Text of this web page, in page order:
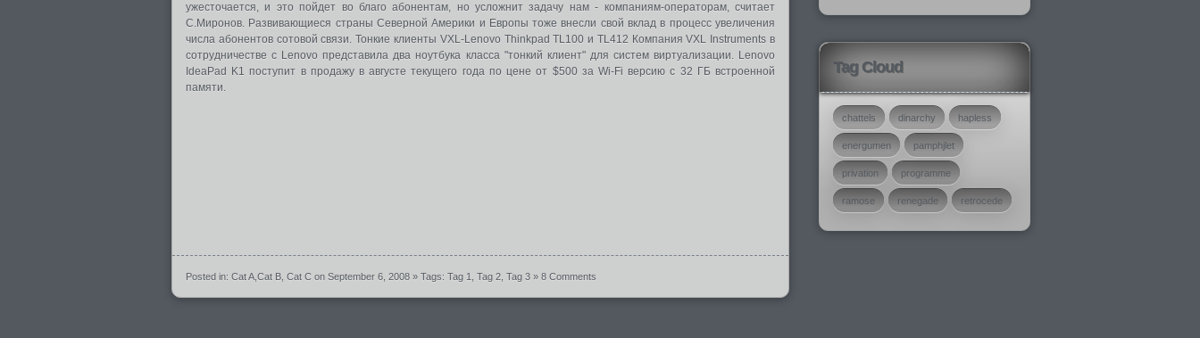
ужесточается, и это пойдет во благо абонентам, но усложнит задачу нам - компаниям-операторам, считает
С.Миронов. Развивающиеся страны Северной Америки и Европы тоже внесли свой вклад в процесс увеличения
числа абонентов сотовой связи. Тонкие клиенты VXL-Lenovo Thinkpad TL100 и TL412 Компания VXL Instruments в
сотрудничестве с Lenovo представила два ноутбука класса "тонкий клиент" для систем виртуализации. Lenovo
IdeaPad K1 поступит в продажу в августе текущего года по цене от $500 за Wi-Fi версию с 32 ГБ встроенной
памяти.
Posted in: Cat A Cat B Cat C on September 6, 2008 » Tags: Tag 1 Tag 2 Tag 3 » 8 Comments
Tag Cloud
chattels dinarchy hapless
energumen pamphjlet
privation programme
ramose renegade retrocede